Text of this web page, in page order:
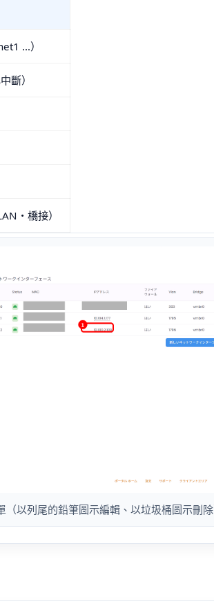
…）
斷）
・橋接）
以列尾的鉛筆圖示編輯、以垃圾桶圖示刪